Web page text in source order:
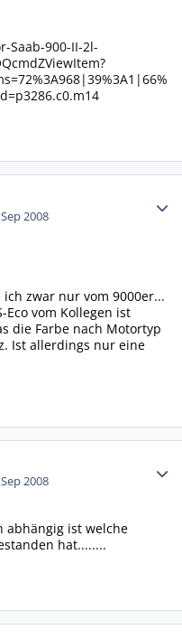
Saab-900-II-2l-
2008
zwar nur vom 9000er...
Eco vom Kollegen ist
die Farbe nach Motortyp
Ist allerdings nur eine
2008
abhängig ist welche
hat........